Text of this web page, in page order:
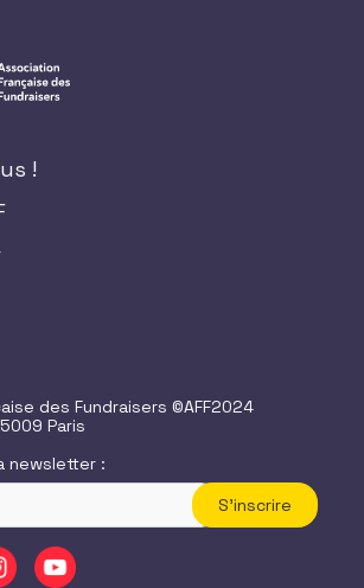
!
des Fundraisers ©AFF2024
Paris
newsletter :
S'inscrire